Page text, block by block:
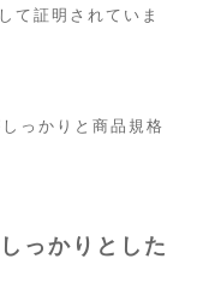
て証明されていま
っかりと商品規格
っかりとした